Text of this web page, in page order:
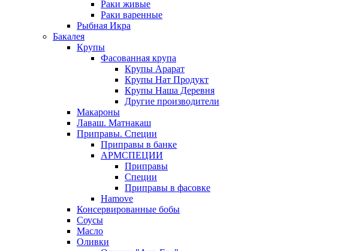
Раки живые
Раки варенные
Рыбная Икра
Бакалея
Крупы
Фасованная крупа
Крупы Арарат
Крупы Нат Продукт
Крупы Наша Деревня
Другие производители
Макароны
Лаваш. Матнакаш
Приправы. Специи
Приправы в банке
АРМСПЕЦИИ
Приправы
Специи
Приправы в фасовке
Hamove
Консервированные бобы
Соусы
Масло
Оливки